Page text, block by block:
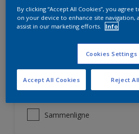
Ambiance Endless Sky
Lett å påføre
For beste
Sammenligne
By clicking “Accept All Cookies”, you
on your device to enhance site navigation,
assist in our marketing efforts.
Info
Cookies Settings
Reject All
Accept All Cookies